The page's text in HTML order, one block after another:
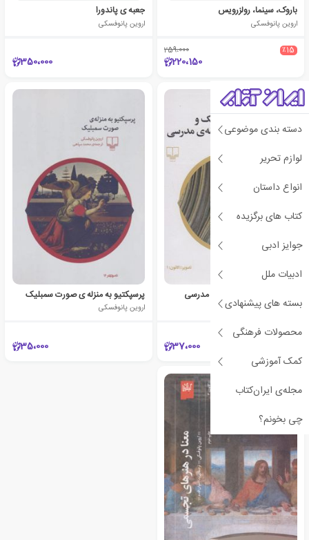
دسته بندی موضوعی
لوازم تحریر
انواع داستان
کتاب های برگزیده
جوایز ادبی
ادبیات ملل
بسته های پیشنهادی
محصولات فرهنگی
کمک آموزشی
مجله‌ی ایران‌کتاب
چی بخونم؟
باروک، سینما، رولزرویس
اروین پانوفسکی
٪15 259،000
220،150
جعبه ی پاندورا
اروین پانوفسکی
350،000
معماری گوتیک و فلسفه ی مدرسی
اروین پانوفسکی
37،000
پرسپکتیو به منزله ی صورت سمبلیک
اروین پانوفسکی
35،000